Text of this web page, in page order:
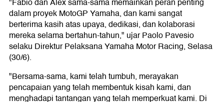
"Fabio dan Álex sama-sama memainkan peran penting
dalam proyek MotoGP Yamaha, dan kami sangat
berterima kasih atas upaya, dedikasi, dan kolaborasi
mereka selama bertahun-tahun," ujar Paolo Pavesio
selaku Direktur Pelaksana Yamaha Motor Racing, Selasa
(30/6).
"Bersama-sama, kami telah tumbuh, merayakan
pencapaian yang telah membentuk kisah kami, dan
menghadapi tantangan yang telah memperkuat kami. Di